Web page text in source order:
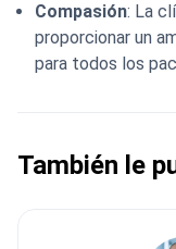
Compasión: La
proporcionar un
para todos los
También le